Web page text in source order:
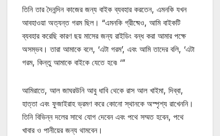
তিনি তার দৈনন্দিন কাজের জন্য বাইক ব্যবহার করতেন, এমনকি যখন
আবহাওয়া অত্যন্ত গরম ছিল। “এমনকি গ্রীষ্মেও, আমি বাইকটি
ব্যবহার করেছি কারণ ছয় মাসের জন্য রাইডিং বন্ধ করা আমার পক্ষে
অসম্ভব। তারা আমাকে বলে, ‘এটা গরম’, এবং আমি তাদের বলি, ‘এটা
গরম, কিন্তু আমাকে বাইকে যেতে হবে৷ ‘”
আমিরাতে, আল জাঘরউনি আবু ধাবি থেকে রাস আল খাইমা, দিব্বা,
হাত্তা এবং ফুজাইরাহ ভ্রমণ করে কোনো স্থানকে অস্পৃশ্য রাখেননি।
তিনি বিভিন্ন দলের সাথে যোগ দেবেন এবং পথে সম্মত হবেন, পথে
খাবার ও পানীয়ের জন্য থামবেন।